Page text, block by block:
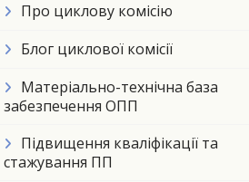
Про циклову комісію
Блог циклової комісії
Матеріально-технічна база
забезпечення ОПП
Підвищення кваліфікації та
стажування ПП